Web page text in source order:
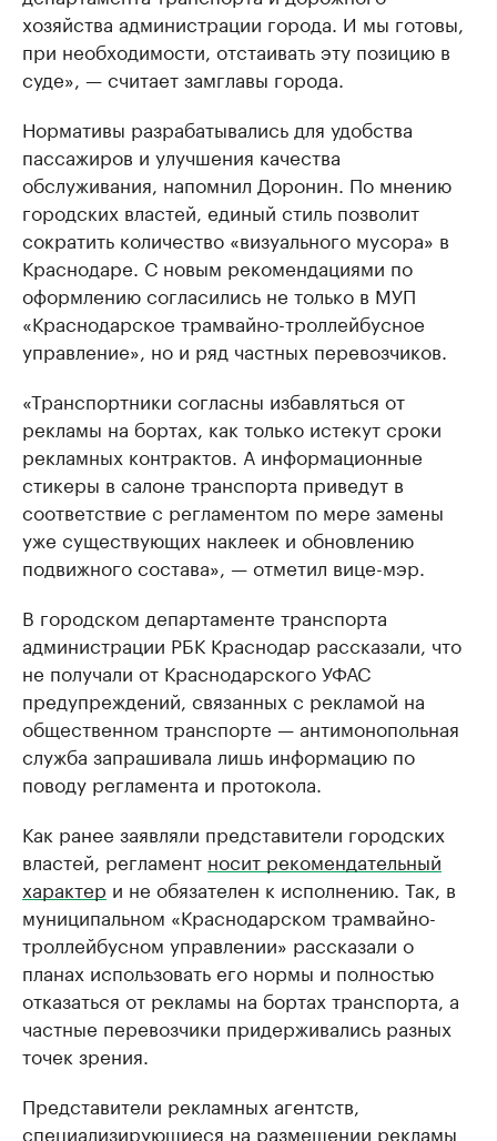
хозяйства администрации города. И мы готовы,
при необходимости, отстаивать эту позицию в
суде», — считает замглавы города.
Нормативы разрабатывались для удобства
пассажиров и улучшения качества
обслуживания, напомнил Доронин. По мнению
городских властей, единый стиль позволит
сократить количество «визуального мусора» в
Краснодаре. С новым рекомендациями по
оформлению согласились не только в МУП
«Краснодарское трамвайно-троллейбусное
управление», но и ряд частных перевозчиков.
«Транспортники согласны избавляться от
рекламы на бортах, как только истекут сроки
рекламных контрактов. А информационные
стикеры в салоне транспорта приведут в
соответствие с регламентом по мере замены
уже существующих наклеек и обновлению
подвижного состава», — отметил вице-мэр.
В городском департаменте транспорта
администрации РБК Краснодар рассказали, что
не получали от Краснодарского УФАС
предупреждений, связанных с рекламой на
общественном транспорте — антимонопольная
служба запрашивала лишь информацию по
поводу регламента и протокола.
Как ранее заявляли представители городских
властей, регламент носит рекомендательный
характер и не обязателен к исполнению. Так, в
муниципальном «Краснодарском трамвайно-
троллейбусном управлении» рассказали о
планах использовать его нормы и полностью
отказаться от рекламы на бортах транспорта, а
частные перевозчики придерживались разных
точек зрения.
Представители рекламных агентств,
специализирующиеся на размещении рекламы